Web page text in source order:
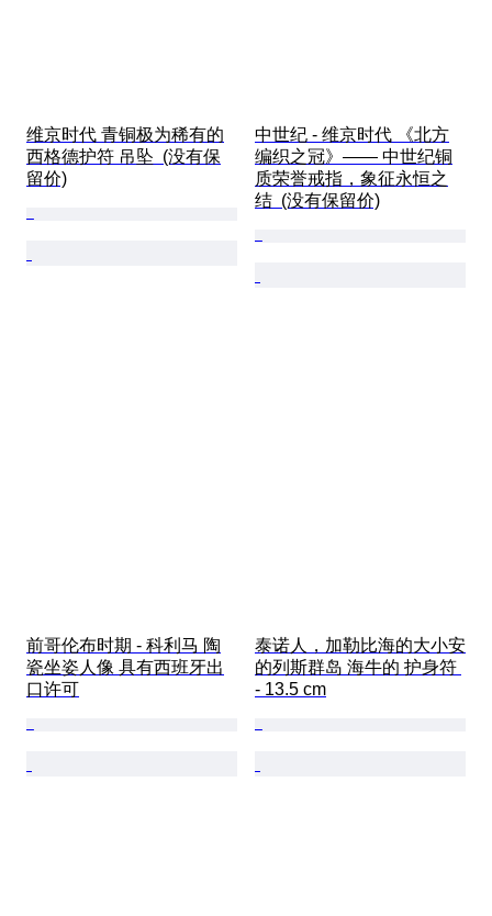
维京时代 青铜极为稀有的
西格德护符 吊坠  (没有保
留价)
中世纪 - 维京时代 《北方
编织之冠》—— 中世纪铜
质荣誉戒指，象征永恒之
结  (没有保留价)
前哥伦布时期 - 科利马 陶
瓷坐姿人像 具有西班牙出
口许可
泰诺人，加勒比海的大小安
的列斯群岛 海牛的 护身符
- 13.5 cm